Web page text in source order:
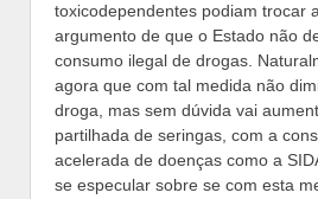
toxicodependentes podiam trocar
argumento de que o Estado não
consumo ilegal de drogas.
agora que com tal medida não
droga, mas sem dúvida vai
partilhada de seringas, com a
acelerada de doenças como a
se especular sobre se com esta